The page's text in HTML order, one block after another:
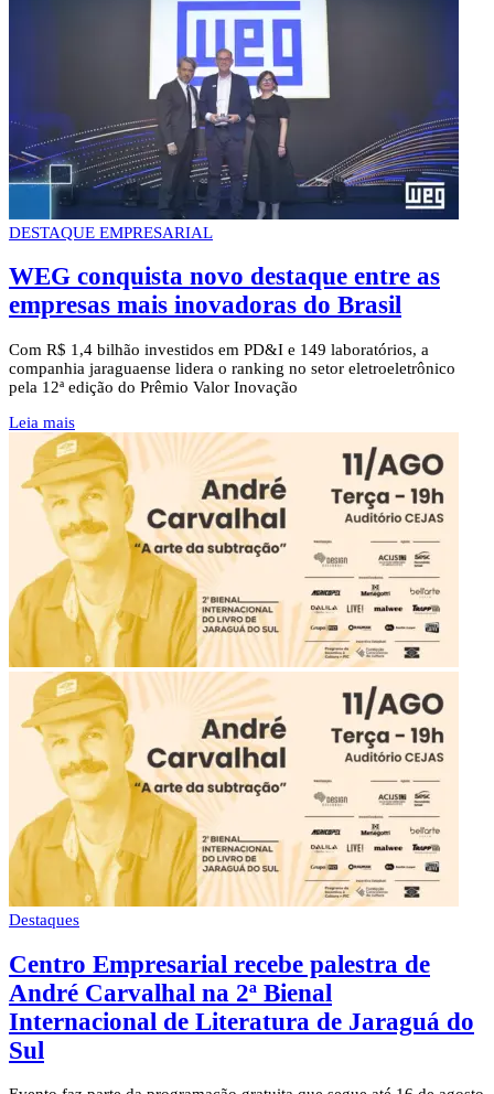
DESTAQUE EMPRESARIAL
WEG conquista novo destaque entre as
empresas mais inovadoras do Brasil
Com R$ 1,4 bilhão investidos em PD&I e 149 laboratórios, a
companhia jaraguaense lidera o ranking no setor eletroeletrônico
pela 12ª edição do Prêmio Valor Inovação
Leia mais
Destaques
Centro Empresarial recebe palestra de
André Carvalhal na 2ª Bienal
Internacional de Literatura de Jaraguá do
Sul